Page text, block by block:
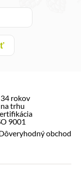
34 rokov
na trhu
9001
obchod